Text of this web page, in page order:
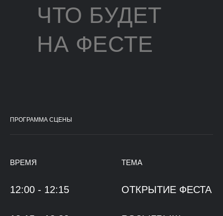
ЧТО БУДЕТ
НА ФЕСТЕ
ПРОГРАММА СЦЕНЫ
ВРЕМЯ ТЕМА
12:00 - 12:15 ОТКРЫТИЕ ФЕСТА